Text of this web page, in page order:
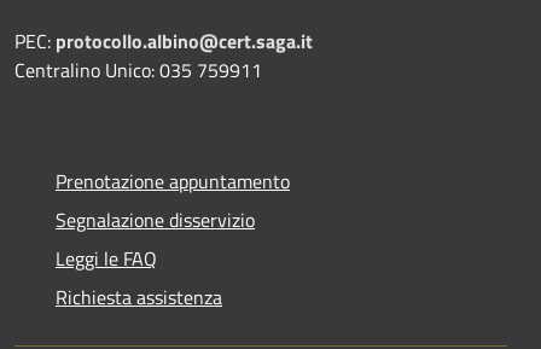
PEC: protocollo.albino@cert.saga.it
Centralino Unico: 035 759911
Prenotazione appuntamento
Segnalazione disservizio
Leggi le FAQ
Richiesta assistenza